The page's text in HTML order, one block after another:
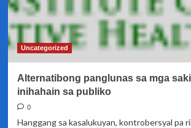
Uncategorized
Alternatibong panglunas sa mga
inihahain sa publiko
0
Hanggang sa kasalukuyan, kontrobersyal pa